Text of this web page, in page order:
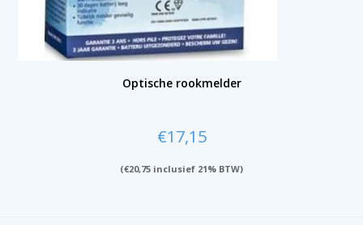
Optische rookmelder
€17,15
(€20,75 inclusief 21% BTW)